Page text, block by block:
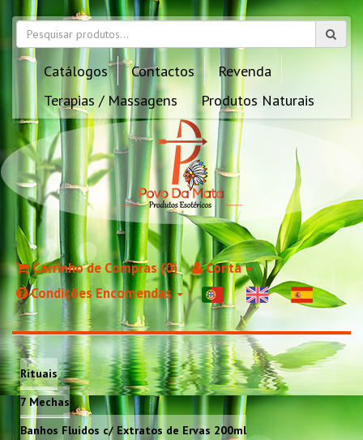
Catálogos Contactos
Revenda
Terapias / Massagens
Produtos Naturais
Carrinho de Compras (0)
Conta
Condições Encomendas
Rituais
7 Mechas
Banhos Fluidos c/ Extratos de Ervas 200ml